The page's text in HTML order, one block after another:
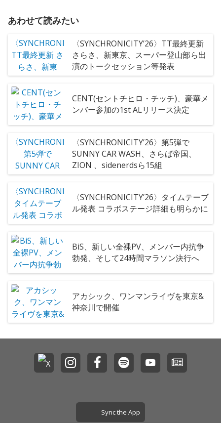
あわせて読みたい
〈SYNCHRONICITY’26〉TT最終更新
さらさ、新東京、スーパー登山部ら出
演のトークセッション等発表
CENT(セントチヒロ・チッチ)、豪華メ
ンバー参加の1st ALリリース決定
〈SYNCHRONICITY’26〉第5弾で
SUNNY CAR WASH、さらば帝国、
ZION 、sidenerdsら15組
〈SYNCHRONICITY’26〉タイムテーブ
ル発表 コラボステージ詳細も明らかに
BiS、新しい全裸PV、メンバー内抗争
勃発、そして24時間マラソン決行へ
アカシック、ワンマンライヴを東京&
神奈川で開催
Sync the App